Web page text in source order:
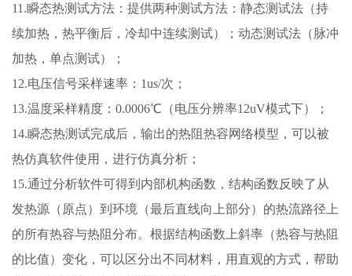
11.瞬态热测试方法：提供两种测试方法：静态测试法（持
续加热，热平衡后，冷却中连续测试）；动态测试法（脉冲
加热，单点测试）；
12.电压信号采样速率：1us/次；
13.温度采样精度：0.0006℃（电压分辨率12uV模式下）；
14.瞬态热测试完成后，输出的热阻热容网络模型，可以被
热仿真软件使用，进行仿真分析；
15.通过分析软件可得到内部机构函数，结构函数反映了从
发热源（原点）到环境（最后直线向上部分）的热流路径上
的所有热容与热阻分布。根据结构函数上斜率（热容与热阻
的比值）变化，可以区分出不同材料，用直观的方式，帮助